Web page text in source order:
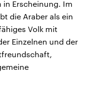
Erscheinung. Im
die Araber als ein
Volk mit
Einzelnen und der